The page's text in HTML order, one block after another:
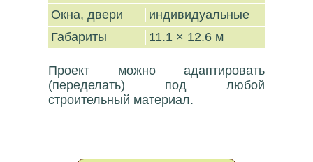
Окна, двери
индивидуальные
Габариты
11.1 × 12.6 м
Проект можно адаптировать
(переделать) под любой
строительный материал.